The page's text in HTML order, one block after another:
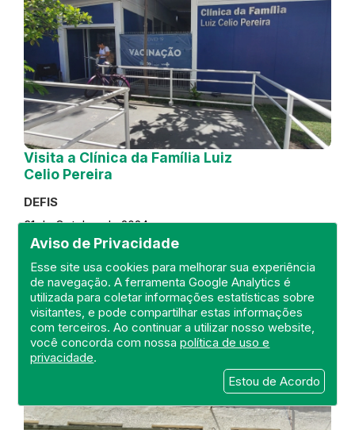
Aviso de Privacidade
Esse site usa cookies para melhorar sua experiência
de navegação. A ferramenta Google Analytics é
utilizada para coletar informações estatísticas sobre
visitantes, e pode compartilhar estas informações
com terceiros. Ao continuar a utilizar nosso website,
você concorda com nossapolítica de uso e
privacidade.
Estou de Acordo
Visita a Clínica da Família Luiz
Celio Pereira
DEFIS
31 de October de 2024
REGIÃO METROPOLITANA
DEFIS
ATO MÉDICO
CLÍNICA DA FAMÍLIA